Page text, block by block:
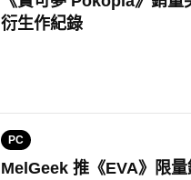
衍生作紀錄
PC
MelGeek 推《EVA》限